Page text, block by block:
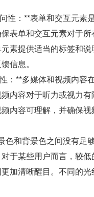
性：**表单和交互元素
表单和交互元素对于
素提供适当的标签和
信息。
：**多媒体和视频内容
内容对于听力或视力
内容可理解，并确保
色和背景色之间没有足
于某些用户而言，较
加清晰醒目。不同的